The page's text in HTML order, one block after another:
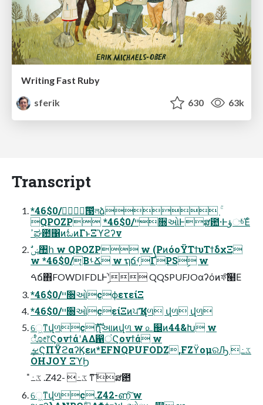
Writing Fast Ruby
sferik
630 63k
Transcript
*46$0/ެࣜ൓লձ ۚ
QPOZP *46$0/ײ૝ઓͰສ఺·ͰؤுͬͯΈͨ
ߴಘ఺΁ͷಓͷΓͱΞϓϩʔν
w *46$0/͔ΒࢀՃ w ຖճࡾܻҐPSࣦ֨ w
ࠓճ΋FOWDIFDLͰࣦ֨ʹ QQSPUFJOαʔόͷফ͠๨Ε
*46$0/ײ૝ઓcϕετείΞ
*46$0/ײ૝ઓcείΞͷਪҠ վળ վળ վળ
େ͖ͳվળcެࣜղઆͷվળ w ௨஌ͷ44&Խ w
ೋ෦ϚονϯάʹΑΔ഑ंϚονϯά w
OHJOY ΞϓϦ
̎߸ػ .Z42- ߸ػ ͳ͠ ສ఺
େ͖ͳվળc.Z42-ണ͕͠ w